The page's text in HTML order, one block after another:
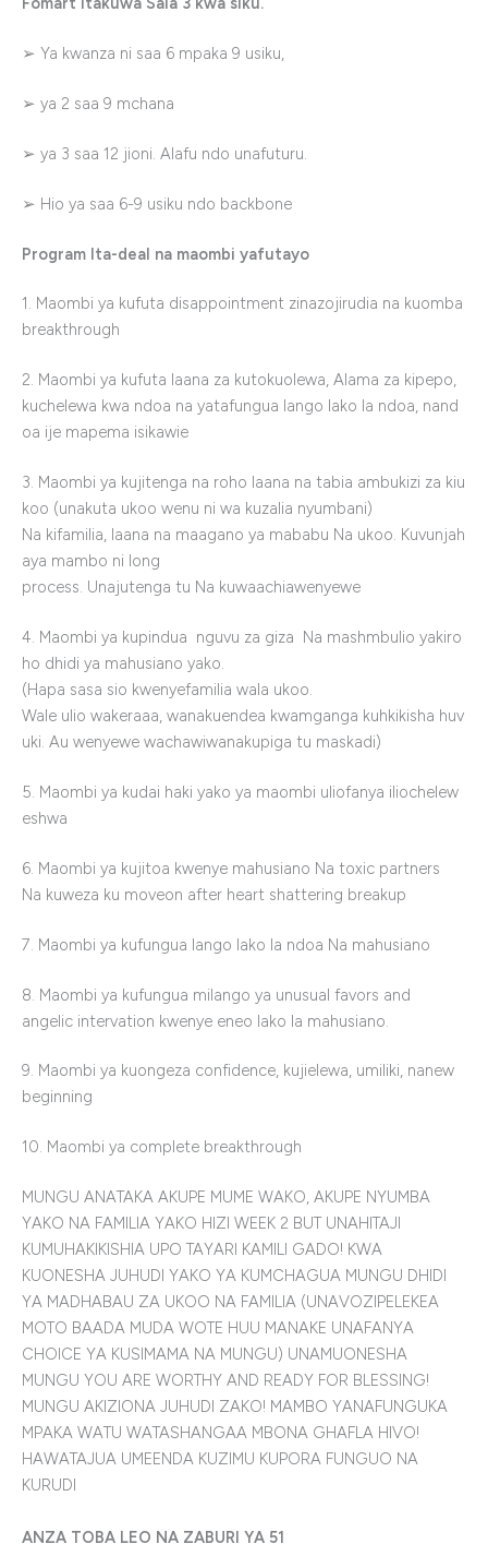
➢ Ya kwanza ni saa 6 mpaka 9 usiku,
➢ ya 2 saa 9 mchana
➢ ya 3 saa 12 jioni. Alafu ndo unafuturu.
➢ Hio ya saa 6-9 usiku ndo backbone
Program Ita-deal na maombi yafutayo
1. Maombi ya kufuta disappointment zinazojirudia na kuomba
breakthrough
2. Maombi ya kufuta laana za kutokuolewa, Alama za kipepo,
kuchelewa kwa ndoa na yatafungua lango lako la ndoa, nand
oa ije mapema isikawie
3. Maombi ya kujitenga na roho laana na tabia ambukizi za kiu
koo (unakuta ukoo wenu ni wa kuzalia nyumbani)
Na kifamilia, laana na maagano ya mababu Na ukoo. Kuvunjah
aya mambo ni long
process. Unajutenga tu Na kuwaachiawenyewe
4. Maombi ya kupindua nguvu za giza Na mashmbulio yakiro
ho dhidi ya mahusiano yako.
(Hapa sasa sio kwenyefamilia wala ukoo.
Wale ulio wakeraaa, wanakuendea kwamganga kuhkikisha huv
uki. Au wenyewe wachawiwanakupiga tu maskadi)
5. Maombi ya kudai haki yako ya maombi uliofanya iliochelew
eshwa
6. Maombi ya kujitoa kwenye mahusiano Na toxic partners
Na kuweza ku moveon after heart shattering breakup
7. Maombi ya kufungua lango lako la ndoa Na mahusiano
8. Maombi ya kufungua milango ya unusual favors and
angelic intervation kwenye eneo lako la mahusiano.
9. Maombi ya kuongeza confidence, kujielewa, umiliki, nanew
beginning
10. Maombi ya complete breakthrough
MUNGU ANATAKA AKUPE MUME WAKO, AKUPE NYUMBA
YAKO NA FAMILIA YAKO HIZI WEEK 2 BUT UNAHITAJI
KUMUHAKIKISHIA UPO TAYARI KAMILI GADO! KWA
KUONESHA JUHUDI YAKO YA KUMCHAGUA MUNGU DHIDI
YA MADHABAU ZA UKOO NA FAMILIA (UNAVOZIPELEKEA
MOTO BAADA MUDA WOTE HUU MANAKE UNAFANYA
CHOICE YA KUSIMAMA NA MUNGU) UNAMUONESHA
MUNGU YOU ARE WORTHY AND READY FOR BLESSING!
MUNGU AKIZIONA JUHUDI ZAKO! MAMBO YANAFUNGUKA
MPAKA WATU WATASHANGAA MBONA GHAFLA HIVO!
HAWATAJUA UMEENDA KUZIMU KUPORA FUNGUO NA
KURUDI
ANZA TOBA LEO NA ZABURI YA 51